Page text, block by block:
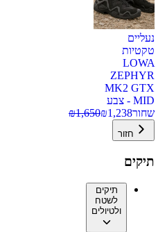
נעליים
טקטיות
LOWA
ZEPHYR
MK2 GTX
MID - צבע
שחור
₪1,238
₪1,650
חזור
תיקים
תיקים
לשטח
ולטיולים